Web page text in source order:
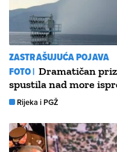
ZASTRAŠUJUĆA POJAVA
FOTO | Dramatičan
spustila nad more
Rijeka i PGŽ